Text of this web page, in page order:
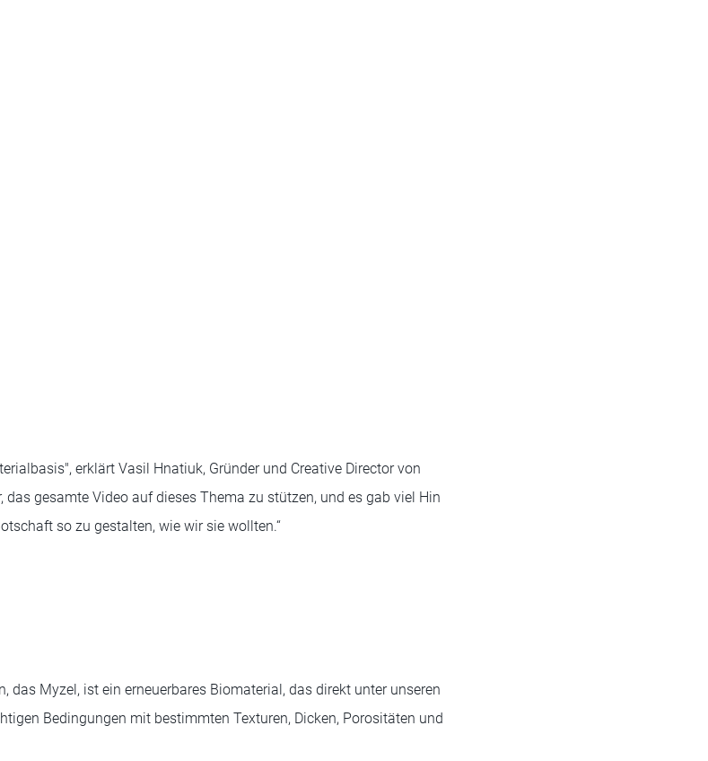
erklärt Vasil Hnatiuk, Gründer und Creative Director von
gesamte Video auf dieses Thema zu stützen, und es gab viel Hin
so zu gestalten, wie wir sie wollten.“
das Myzel, ist ein erneuerbares Biomaterial, das direkt unter unseren
Bedingungen mit bestimmten Texturen, Dicken, Porositäten und